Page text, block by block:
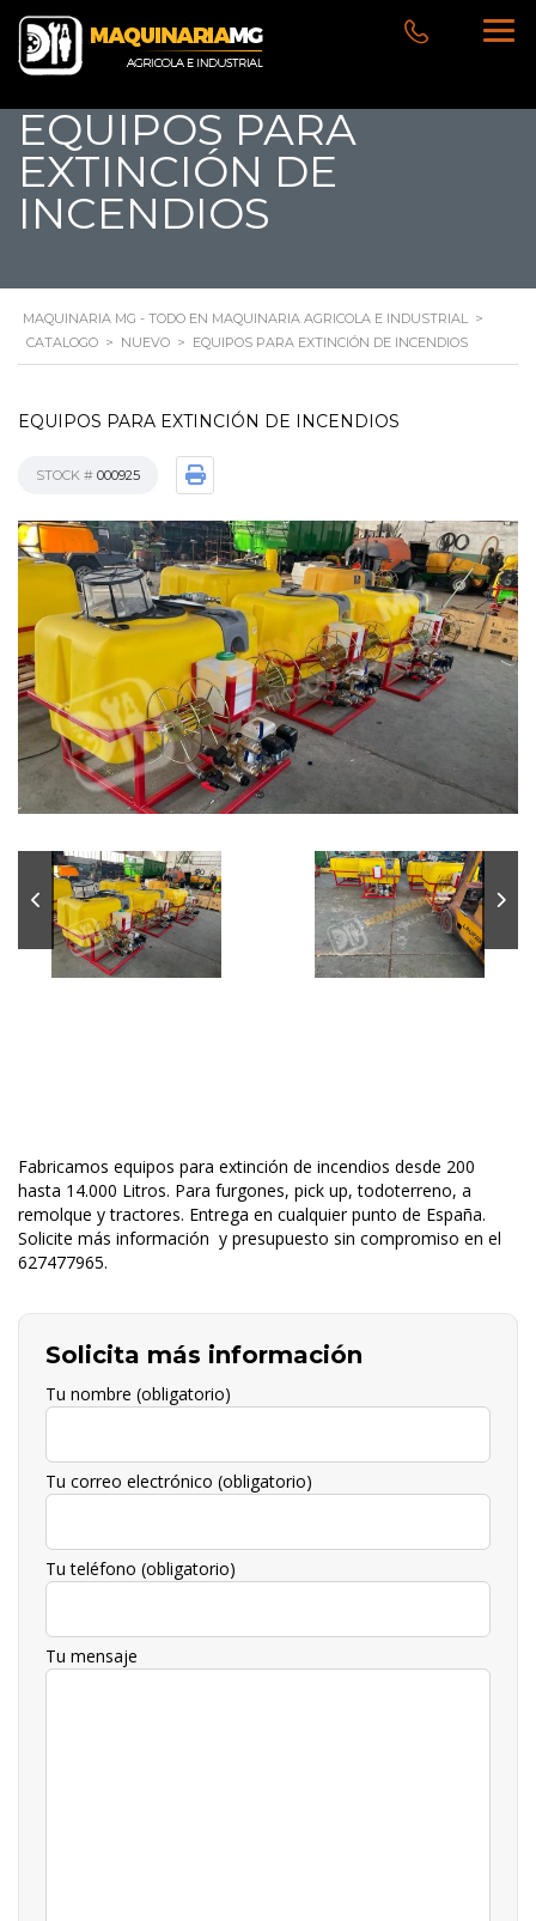
EQUIPOS PARA
EXTINCIÓN DE
INCENDIOS
MAQUINARIA MG - TODO EN MAQUINARIA AGRICOLA E INDUSTRIAL >
CATALOGO > NUEVO > EQUIPOS PARA EXTINCIÓN DE INCENDIOS
EQUIPOS PARA EXTINCIÓN DE INCENDIOS
STOCK # 000925
Fabricamos equipos para extinción de incendios desde 200
hasta 14.000 Litros. Para furgones, pick up, todoterreno, a
remolque y tractores. Entrega en cualquier punto de España.
Solicite más información y presupuesto sin compromiso en el
627477965.
Solicita más información
Tu nombre (obligatorio)
Tu correo electrónico (obligatorio)
Tu teléfono (obligatorio)
Tu mensaje